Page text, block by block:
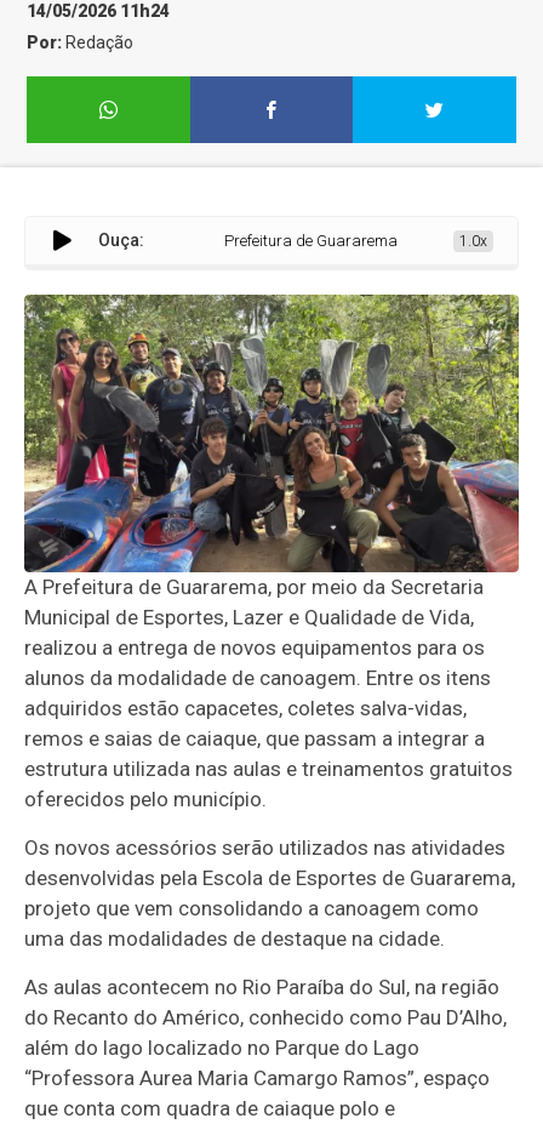
14/05/2026 11h24
Por: Redação
Ouça: Prefeitura de Guararema entrega novos
1.0x
A Prefeitura de Guararema, por meio da Secretaria
Municipal de Esportes, Lazer e Qualidade de Vida,
realizou a entrega de novos equipamentos para os
alunos da modalidade de canoagem. Entre os itens
adquiridos estão capacetes, coletes salva-vidas,
remos e saias de caiaque, que passam a integrar a
estrutura utilizada nas aulas e treinamentos gratuitos
oferecidos pelo município.
Os novos acessórios serão utilizados nas atividades
desenvolvidas pela Escola de Esportes de Guararema,
projeto que vem consolidando a canoagem como
uma das modalidades de destaque na cidade.
As aulas acontecem no Rio Paraíba do Sul, na região
do Recanto do Américo, conhecido como Pau D’Alho,
além do lago localizado no Parque do Lago
“Professora Aurea Maria Camargo Ramos”, espaço
que conta com quadra de caiaque polo e